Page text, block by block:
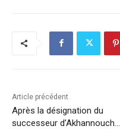
Article précédent
Après la désignation du
successeur d’Akhannouch…